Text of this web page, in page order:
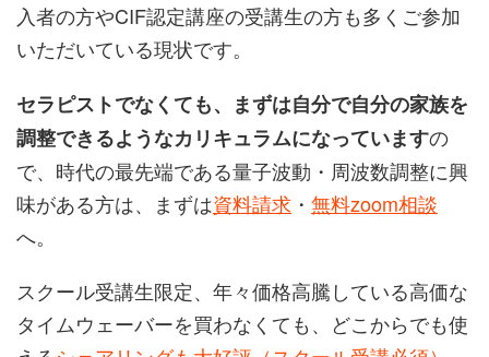
入者の方やCIF認定講座の受講生の方も多くご参加
いただいている現状です。
セラピストでなくても、まずは自分で自分の家族を
調整できるようなカリキュラムになっていますの
で、時代の最先端である量子波動・周波数調整に興
味がある方は、まずは資料請求 ・ 無料zoom相談
へ。
スクール受講生限定、年々価格高騰している高価な
タイムウェーバーを買わなくても、どこからでも使